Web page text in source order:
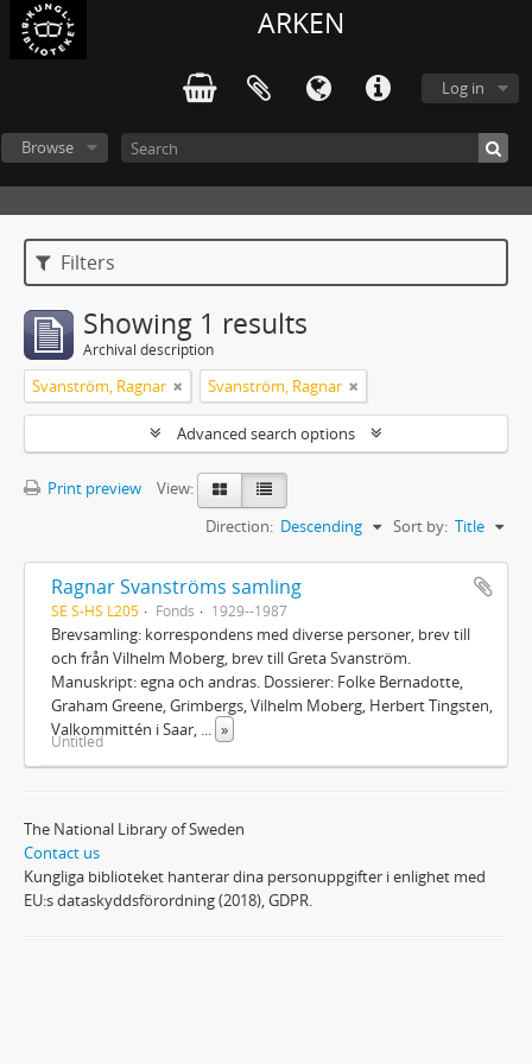
ARKEN
Log in
Browse
Filters
Showing 1 results
Archival description
Svanström, Ragnar Svanström, Ragnar
Advanced search options
Print preview
View:
Sort by: Title
Direction: Descending
Ragnar Svanströms samling
SE S-HS L205 Fonds 1929--1987
Brevsamling: korrespondens med diverse personer, brev till
och från Vilhelm Moberg, brev till Greta Svanström.
Manuskript: egna och andras. Dossierer: Folke Bernadotte,
Graham Greene, Grimbergs, Vilhelm Moberg, Herbert Tingsten,
Valkommittén i Saar,
»
Untitled
The National Library of Sweden
Contact us
Kungliga biblioteket hanterar dina personuppgifter i enlighet med
EU:s dataskyddsförordning (2018), GDPR.